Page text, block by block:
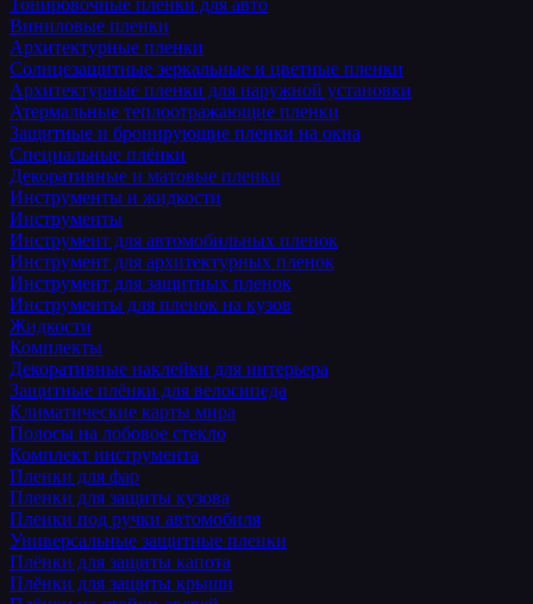
Тонировочные пленки для авто
Виниловые пленки
Архитектурные пленки
Солнцезащитные зеркальные и цветные пленки
Архитектурные пленки для наружной установки
Атермальные теплоотражающие пленки
Защитные и бронирующие пленки на окна
Специальные плёнки
Декоративные и матовые пленки
Инструменты и жидкости
Инструменты
Инструмент для автомобильных пленок
Инструмент для архитектурных пленок
Инструмент для защитных пленок
Инструменты для пленок на кузов
Жидкости
Комплекты
Декоративные наклейки для интерьера
Защитные плёнки для велосипеда
Климатические карты мира
Полосы на лобовое стекло
Комплект инструмента
Пленки для фар
Пленки для защиты кузова
Пленки под ручки автомобиля
Универсальные защитные пленки
Плёнки для защиты капота
Плёнки для защиты крыши